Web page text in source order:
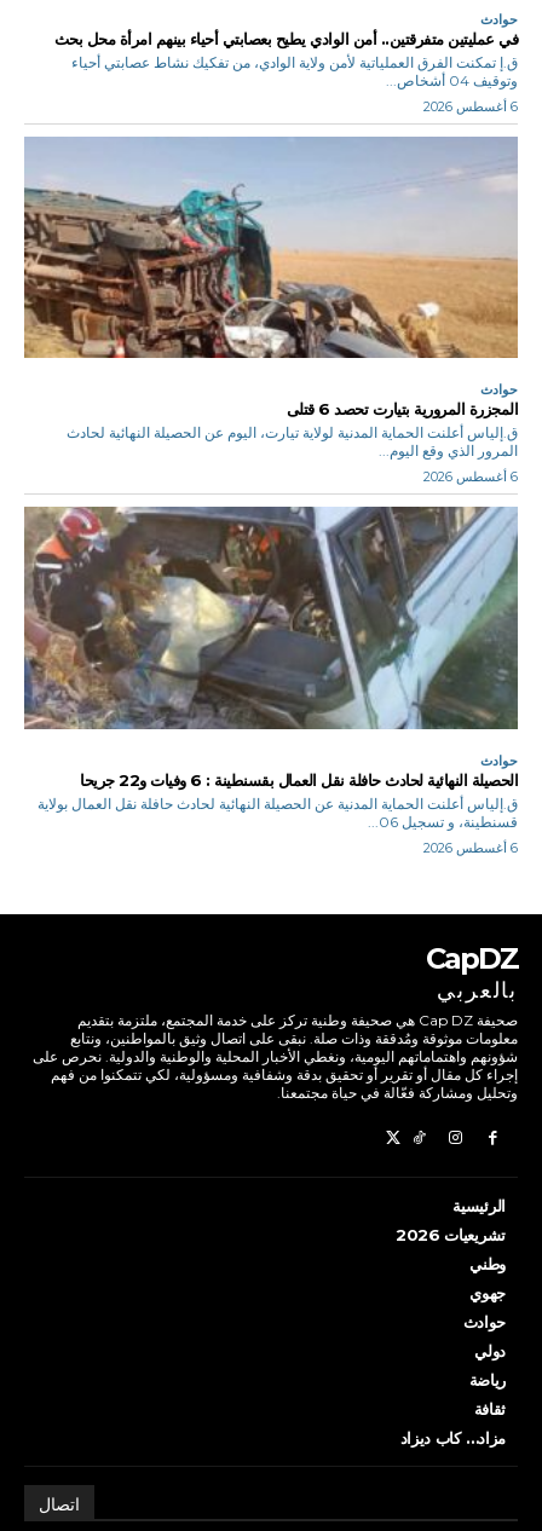
حوادث
في عمليتين متفرقتين.. أمن الوادي يطيح بعصابتي أحياء بينهم امرأة محل بحث
ق.إ تمكنت الفرق العملياتية لأمن ولاية الوادي، من تفكيك نشاط عصابتي أحياء
وتوقيف 04 أشخاص...
6 أغسطس 2026
حوادث
المجزرة المرورية بتيارت تحصد 6 قتلى
ق.إلياس أعلنت الحماية المدنية لولاية تيارت، اليوم عن الحصيلة النهائية لحادث
المرور الذي وقع اليوم...
6 أغسطس 2026
حوادث
الحصيلة النهائية لحادث حافلة نقل العمال بقسنطينة : 6 وفيات و22 جريحا
ق.إلياس أعلنت الحماية المدنية عن الحصيلة النهائية لحادث حافلة نقل العمال بولاية
قسنطينة، و تسجيل 06...
6 أغسطس 2026
CapDZ
بالعربي
صحيفة Cap DZ هي صحيفة وطنية تركز على خدمة المجتمع، ملتزمة بتقديم
معلومات موثوقة ومُدققة وذات صلة. نبقى على اتصال وثيق بالمواطنين، ونتابع
شؤونهم واهتماماتهم اليومية، ونغطي الأخبار المحلية والوطنية والدولية. نحرص على
إجراء كل مقال أو تقرير أو تحقيق بدقة وشفافية ومسؤولية، لكي تتمكنوا من فهم
وتحليل ومشاركة فعّالة في حياة مجتمعنا.
الرئيسية
تشريعيات 2026
وطني
جهوي
حوادث
دولي
رياضة
ثقافة
مزاد… كاب ديزاد
اتصال